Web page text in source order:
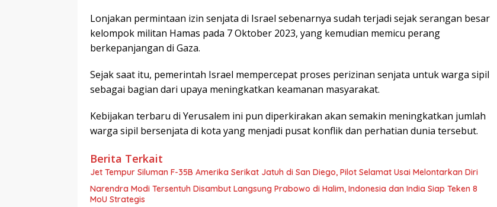
Lonjakan permintaan izin senjata di Israel sebenarnya sudah terjadi sejak serangan besar
kelompok militan Hamas pada 7 Oktober 2023, yang kemudian memicu perang
berkepanjangan di Gaza.
Sejak saat itu, pemerintah Israel mempercepat proses perizinan senjata untuk warga sipil
sebagai bagian dari upaya meningkatkan keamanan masyarakat.
Kebijakan terbaru di Yerusalem ini pun diperkirakan akan semakin meningkatkan jumlah
warga sipil bersenjata di kota yang menjadi pusat konflik dan perhatian dunia tersebut.
Berita Terkait
Jet Tempur Siluman F-35B Amerika Serikat Jatuh di San Diego, Pilot Selamat Usai Melontarkan Diri
Narendra Modi Tersentuh Disambut Langsung Prabowo di Halim, Indonesia dan India Siap Teken 8
MoU Strategis